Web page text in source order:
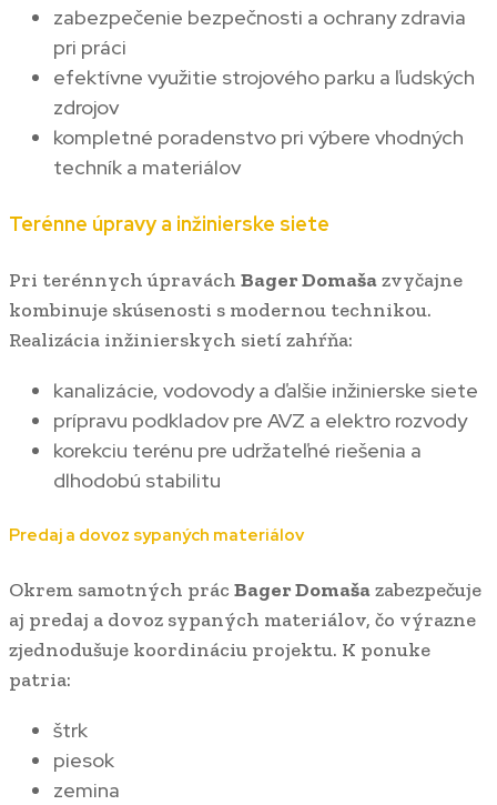
zabezpečenie bezpečnosti a ochrany zdravia
pri práci
efektívne využitie strojového parku a ľudských
zdrojov
kompletné poradenstvo pri výbere vhodných
techník a materiálov
Terénne úpravy a inžinierske siete
Pri terénnych úpravách Bager Domašazvyčajne
kombinuje skúsenosti s modernou technikou.
Realizácia inžinierskych sietí zahŕňa:
kanalizácie, vodovody a ďalšie inžinierske siete
prípravu podkladov pre AVZ a elektro rozvody
korekciu terénu pre udržateľné riešenia a
dlhodobú stabilitu
Predaj a dovoz sypaných materiálov
Okrem samotných prác Bager Domašazabezpečuje
aj predaj a dovoz sypaných materiálov, čo výrazne
zjednodušuje koordináciu projektu. K ponuke
patria:
štrk
piesok
zemina